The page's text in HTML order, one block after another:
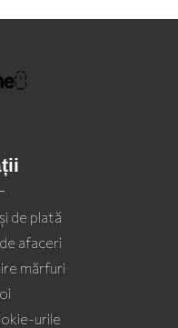
de plată
afaceri
mărfuri
urile